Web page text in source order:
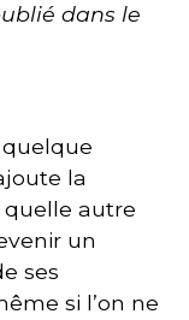
dans le
quelque
la
quelle autre
un
ses
si l’on ne